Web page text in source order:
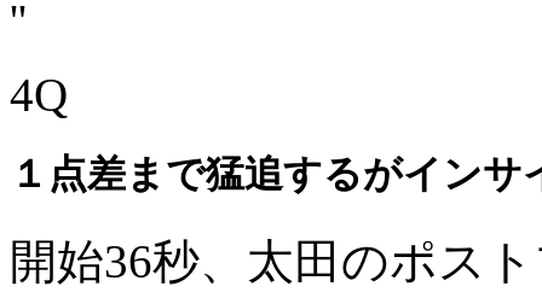
4Q
１点差まで猛追するがイン
開始36秒、太田のポス